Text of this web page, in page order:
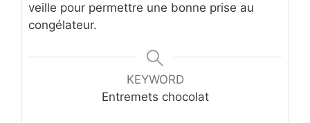
veille pour permettre une bonne prise au
congélateur.
KEYWORD
Entremets chocolat